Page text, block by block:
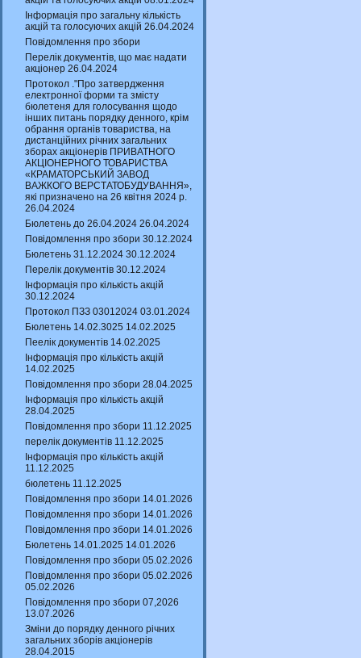
Інформація про загальну кількість
акцій та голосуючих акцій 26.04.2024
Повідомлення про збори
Перелік документів, що має надати
акціонер 26.04.2024
Протокол ."Про затвердження
електронної форми та змісту
бюлетеня для голосування щодо
інших питань порядку денного, крім
обрання органів товариства, на
дистанційних річних загальних
зборах акціонерів ПРИВАТНОГО
АКЦІОНЕРНОГО ТОВАРИСТВА
«КРАМАТОРСЬКИЙ ЗАВОД
ВАЖКОГО ВЕРСТАТОБУДУВАННЯ»,
які призначено на 26 квітня 2024 р.
26.04.2024
Бюлетень до 26.04.2024 26.04.2024
Повідомлення про збори 30.12.2024
Бюлетень 31.12.2024 30.12.2024
Перелік документів 30.12.2024
Інформація про кількість акцій
30.12.2024
Протокол ПЗЗ 03012024 03.01.2024
Бюлетень 14.02.3025 14.02.2025
Пеелік документів 14.02.2025
Інформація про кількість акцій
14.02.2025
Повідомлення про збори 28.04.2025
Інформація про кількість акцій
28.04.2025
Повідомлення про збори 11.12.2025
перелік документів 11.12.2025
Інформація про кількість акцій
11.12.2025
бюлетень 11.12.2025
Повідомлення про збори 14.01.2026
Повідомлення про збори 14.01.2026
Повідомлення про збори 14.01.2026
Бюлетень 14.01.2025 14.01.2026
Повідомлення про збори 05.02.2026
Повідомлення про збори 05.02.2026
05.02.2026
Повідомлення про збори 07,2026
13.07.2026
Зміни до порядку денного річних
загальних зборів акціонерів
28.04.2015